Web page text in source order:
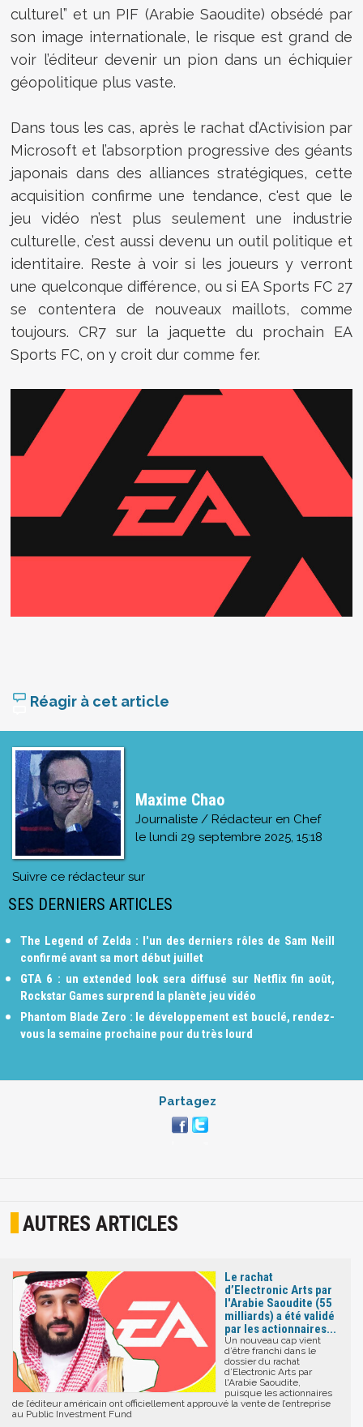
culturel” et un PIF (Arabie Saoudite) obsédé par
son image internationale, le risque est grand de
voir l’éditeur devenir un pion dans un échiquier
géopolitique plus vaste.
Dans tous les cas, après le rachat d’Activision par
Microsoft et l’absorption progressive des géants
japonais dans des alliances stratégiques, cette
acquisition confirme une tendance, c'est que le
jeu vidéo n’est plus seulement une industrie
culturelle, c’est aussi devenu un outil politique et
identitaire. Reste à voir si les joueurs y verront
une quelconque différence, ou si EA Sports FC 27
se contentera de nouveaux maillots, comme
toujours. CR7 sur la jaquette du prochain EA
Sports FC, on y croit dur comme fer.
Réagir à cet article
Maxime Chao
Journaliste / Rédacteur en Chef
le lundi 29 septembre 2025, 15:18
Suivre ce rédacteur sur
SES DERNIERS ARTICLES
The Legend of Zelda : l'un des derniers rôles de Sam Neill
confirmé avant sa mort début juillet
GTA 6 : un extended look sera diffusé sur Netflix fin août,
Rockstar Games surprend la planète jeu vidéo
Phantom Blade Zero : le développement est bouclé, rendez-
vous la semaine prochaine pour du très lourd
Partagez
AUTRES ARTICLES
Le rachat
d’Electronic Arts par
l'Arabie Saoudite (55
milliards) a été validé
par les actionnaires...
Un nouveau cap vient
d’être franchi dans le
dossier du rachat
d’Electronic Arts par
l'Arabie Saoudite,
puisque les actionnaires
de l’éditeur américain ont officiellement approuvé la vente de l’entreprise
au Public Investment Fund